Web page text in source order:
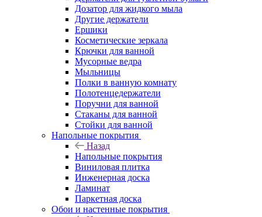
Дозатор для жидкого мыла
Другие держатели
Ершики
Косметические зеркала
Крючки для ванной
Мусорные ведра
Мыльницы
Полки в ванную комнату
Полотенцедержатели
Поручни для ванной
Стаканы для ванной
Стойки для ванной
Напольные покрытия
Назад
Напольные покрытия
Виниловая плитка
Инженерная доска
Ламинат
Паркетная доска
Обои и настенные покрытия